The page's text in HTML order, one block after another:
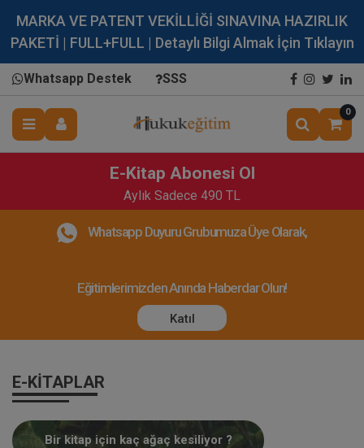
MARKA VE PATENT VEKİLLİĞİ SINAVINA HAZIRLIK
PAKETİ | FULL+FULL | Detaylı Bilgi Almak İçin Tıklayın
Whatsapp Destek SSS
0
E-Kitap Abonesi Ol
Aylık Sadece 490 TL
Whatsapp Duyuru Grubumuza Üye Olarak,
Eğitimlerimizden Anında Haberdar Olun!
Katıl
E-KITAPLAR
Bir kitap için kaç ağaç kesiliyor ?